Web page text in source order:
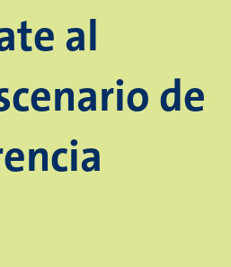
al
de